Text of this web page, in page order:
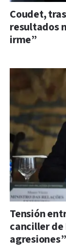
Coudet,
resultados
irme”
Tensión
canciller de
agresiones”